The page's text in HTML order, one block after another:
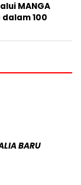
MANGA
100
BARU